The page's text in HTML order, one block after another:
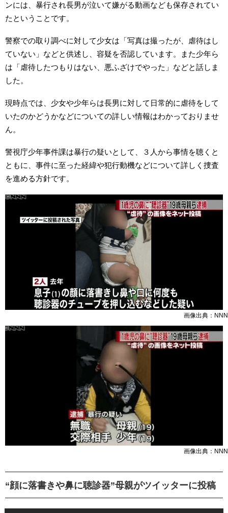
ンには、暴行され長男が泣いて嫌がる動画なども保存されてい
たということです。
警察での取り調べに対して少女は「写真は撮ったが、虐待はし
ていない」などと供述し、容疑を否認しています。また少年ら
は「虐待したつもりはない、悪ふざけでやった」などと話しま
した。
現時点では、少女や少年らは長男に対して日常的に虐待をして
いたのかどうかなどについての詳しい情報はわかっておりませ
ん。
警視庁少年事件課は暴行の疑いとして、３人から事情を聴くと
ともに、事件に至った経緯や犯行動機などについて詳しく捜査
を進める方針です。
画像出典：NNN
画像出典：NNN
“顔に落書きや鼻に聴診器”母親がツイッターに投稿